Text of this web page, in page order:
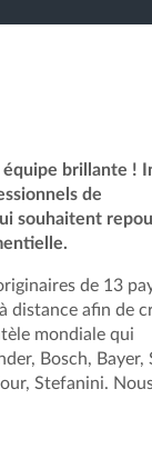
brillante !
de
souhaitent
de 13
distance afin de
mondiale qui
Bosch, Bayer,
Stefanini.